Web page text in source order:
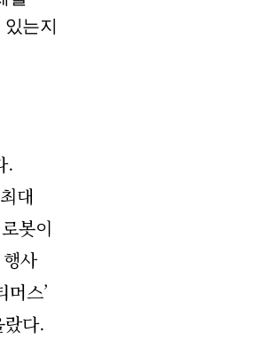
는지
.
대
봇이
사
스’
다.